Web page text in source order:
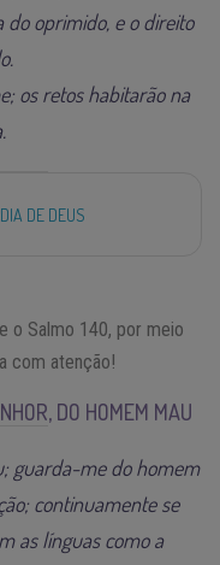
do oprimido, e o direito
os retos habitarão na
DE DEUS
o Salmo 140, por meio
com atenção!
DO HOMEM MAU
guarda-me do homem
continuamente se
as línguas como a